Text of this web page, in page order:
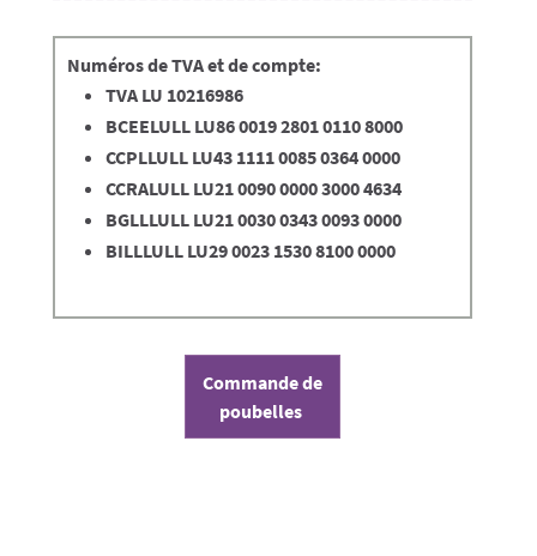
Numéros de TVA et de compte:
TVA LU 10216986
BCEELULL LU86 0019 2801 0110 8000
CCPLLULL LU43 1111 0085 0364 0000
CCRALULL LU21 0090 0000 3000 4634
BGLLLULL LU21 0030 0343 0093 0000
BILLLULL LU29 0023 1530 8100 0000
Commande de
poubelles